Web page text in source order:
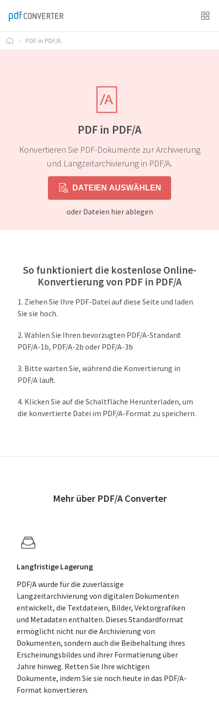
› PDF in PDF/A
PDF in PDF/A
Konvertieren Sie PDF-Dokumente zur Archivierung
und Langzeitarchivierung in PDF/A.
DATEIEN AUSWÄHLEN
oder Dateien hier ablegen
So funktioniert die kostenlose Online-
Konvertierung von PDF in PDF/A
Ziehen Sie Ihre PDF-Datei auf diese Seite und laden
Sie sie hoch.
Wählen Sie Ihren bevorzugten PDF/A-Standard:
PDF/A-1b, PDF/A-2b oder PDF/A-3b
Bitte warten Sie, während die Konvertierung in
PDF/A läuft.
Klicken Sie auf die Schaltfläche Herunterladen, um
die konvertierte Datei im PDF/A-Format zu speichern.
Mehr über PDF/A Converter
Langfristige Lagerung
PDF/A wurde für die zuverlässige
Langzeitarchivierung von digitalen Dokumenten
entwickelt, die Textdateien, Bilder, Vektorgrafiken
und Metadaten enthalten. Dieses Standardformat
ermöglicht nicht nur die Archivierung von
Dokumenten, sondern auch die Beibehaltung ihres
Erscheinungsbildes und ihrer Formatierung über
Jahre hinweg. Retten Sie Ihre wichtigen
Dokumente, indem Sie sie noch heute in das PDF/A-
Format konvertieren.